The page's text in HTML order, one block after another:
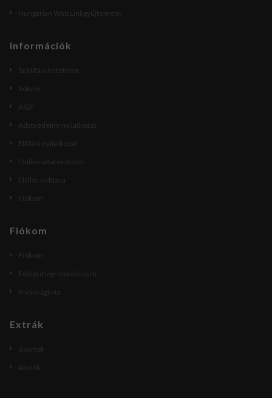
Hungarian Web Linkgyűjtemény
Információk
Szállítási feltételek
Rólunk
ÁSZF
Adatvédelmi nyilatkozat
Elállási nyilatkozat
Online vitarendezés
Elállás indítása
Fiókom
Fiókom
Fiókom
Eddigi megrendeléseim
Kívánságlista
Extrák
Gyártók
Akciók